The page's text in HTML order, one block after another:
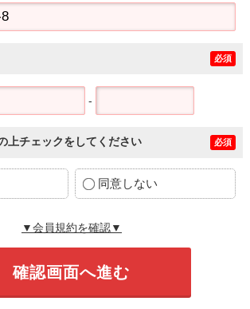
必須
-
上チェックをしてください 必須
同意しない
▼会員規約を確認▼